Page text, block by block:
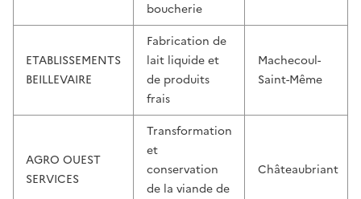
boucherie
ETABLISSEMENTS
BEILLEVAIRE
Fabrication de
lait liquide et
de produits
frais
Machecoul-
Saint-Même
AGRO OUEST
SERVICES
Transformation
et
conservation
de la viande de
Châteaubriant